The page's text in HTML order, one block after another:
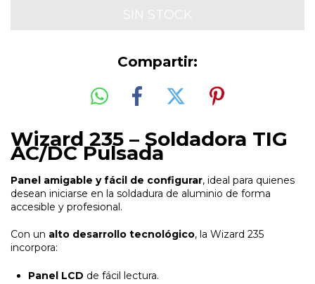
Compartir:
Wizard 235 – Soldadora TIG
AC/DC Pulsada
Panel amigable y fácil de configurar, ideal para quienes
desean iniciarse en la soldadura de aluminio de forma
accesible y profesional.
Con un alto desarrollo tecnológico, la Wizard 235
incorpora:
Panel LCD de fácil lectura.